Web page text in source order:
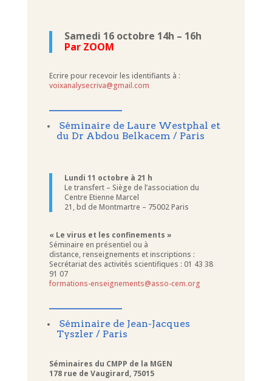
Samedi 16 octobre 14h – 16h
Par ZOOM
Ecrire pour recevoir les identifiants à :
voixanalysecriva@gmail.com
Séminaire de Laure Westphal et
du Dr Abdou Belkacem / Paris
Lundi 11 octobre à 21 h
Le transfert – Siège de l’association du
Centre Etienne Marcel
21, bd de Montmartre – 75002 Paris
« Le virus et les confinements »
Séminaire en présentiel ou à
distance, renseignements et inscriptions :
Secrétariat des activités scientifiques : 01 43 38
91 07
formations-enseignements@asso-cem.org
Séminaire de Jean-Jacques
Tyszler / Paris
Séminaires du CMPP de la MGEN
178 rue de Vaugirard, 75015